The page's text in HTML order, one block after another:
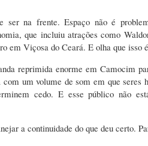
ser na frente. Espaço não é
que incluiu atrações como
em Viçosa do Ceará. E olha que isso
reprimida enorme em Camocim
um volume de som em que seres
cedo. E esse público não
a continuidade do que deu certo.